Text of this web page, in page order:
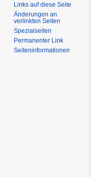
Links auf diese Seite
Änderungen an
verlinkten Seiten
Spezialseiten
Permanenter Link
Seiten­informationen